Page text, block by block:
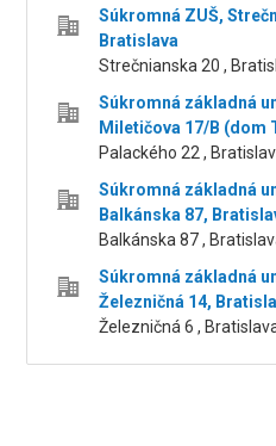
Súkromná ZUŠ,
Bratislava
Strečnianska 20 ,
Súkromná základná
Miletičova 17/B (dom
Palackého 22 ,
Súkromná základná
Balkánska 87,
Balkánska 87 ,
Súkromná základná
Železničná 14,
Železničná 6 ,